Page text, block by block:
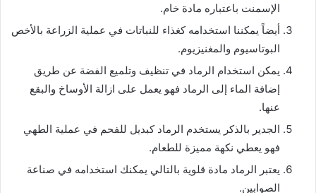
الإسمنت باعتباره مادة خام.
أيضاً يمكننا استخدامه كغذاء للنباتات في عملية الزراعة بالأخص
البوتاسيوم والمغنيزيوم.
يمكن استخدام الرماد في تنظيف وتلميع الفضة عن طريق
إضافة الماء إلى الرماد فهو يعمل على ازالة الأوساخ والبقع
عنها.
الجدير بالذكر يستخدم الرماد كبديل للفحم في عملية الطهي
فهو يعطي نكهة مميزة للطعام.
يعتبر الرماد مادة قلوية بالتالي يمكنك استخدامه في صناعة
الصوابين.